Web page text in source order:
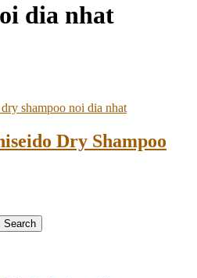
dia nhat
Dry Shampoo